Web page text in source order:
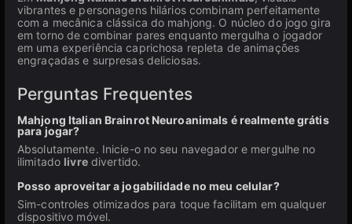
vibrantes e personagens hilários combinam perfeitamente
com a mecânica clássica do mahjong. O núcleo do jogo gira
em torno de combinar pares enquanto mergulha o jogador
em uma experiência caprichosa repleta de animações
engraçadas e surpresas deliciosas.
Perguntas Frequentes
Mahjong Italian Brainrot Neuroanimals é realmente grátis
para jogar?
Absolutamente. Inicie-o no seu navegador e mergulhe no
ilimitado livredivertido.
Posso aproveitar a jogabilidade no meu celular?
Sim-controles otimizados para toque facilitam em qualquer
dispositivo móvel.